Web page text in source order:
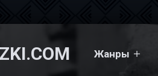
Жанры